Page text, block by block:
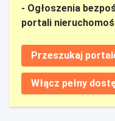
- Ogłoszenia
portali
Przeszukaj
Włącz pełny